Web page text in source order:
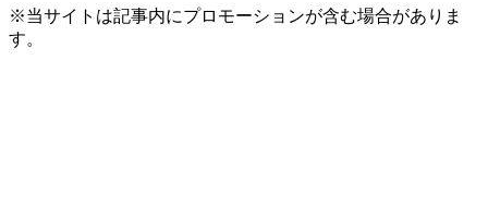
※当サイトは記事内にプロモーションが含む場合がありま
す。